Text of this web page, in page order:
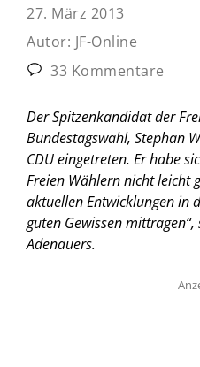
27. März 2013
Autor: JF-Online
33 Kommentare
Der Spitzenkandidat der
Bundestagswahl, Stephan
CDU eingetreten. Er habe
Freien Wählern nicht leicht
aktuellen Entwicklungen in
guten Gewissen
Adenauers.